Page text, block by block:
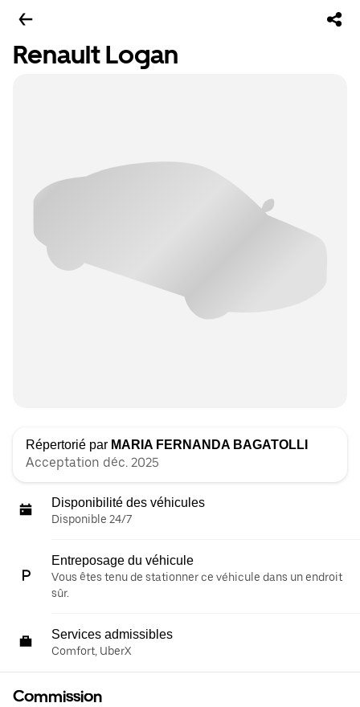
Renault Logan
Répertorié par MARIA FERNANDA BAGATOLLI
Acceptation déc. 2025
Disponibilité des véhicules
Disponible 24/7
Entreposage du véhicule
Vous êtes tenu de stationner ce véhicule dans un endroit
sûr.
Services admissibles
Comfort, UberX
Commission